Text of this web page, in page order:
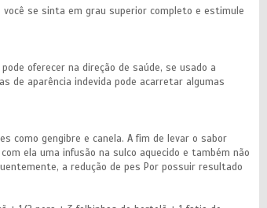
se sinta em grau superior completo e estimule
oferecer na direção de saúde, se usado a
de aparência indevida pode acarretar algumas
como gengibre e canela. A fim de levar o sabor
ela uma infusão na sulco aquecido e também não
a redução de pes Por possuir resultado